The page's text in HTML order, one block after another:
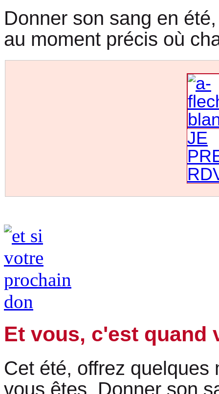
Donner son sang en
au moment précis où
JE
Et vous, c'est quand
Cet été, offrez
vous êtes. Donner son